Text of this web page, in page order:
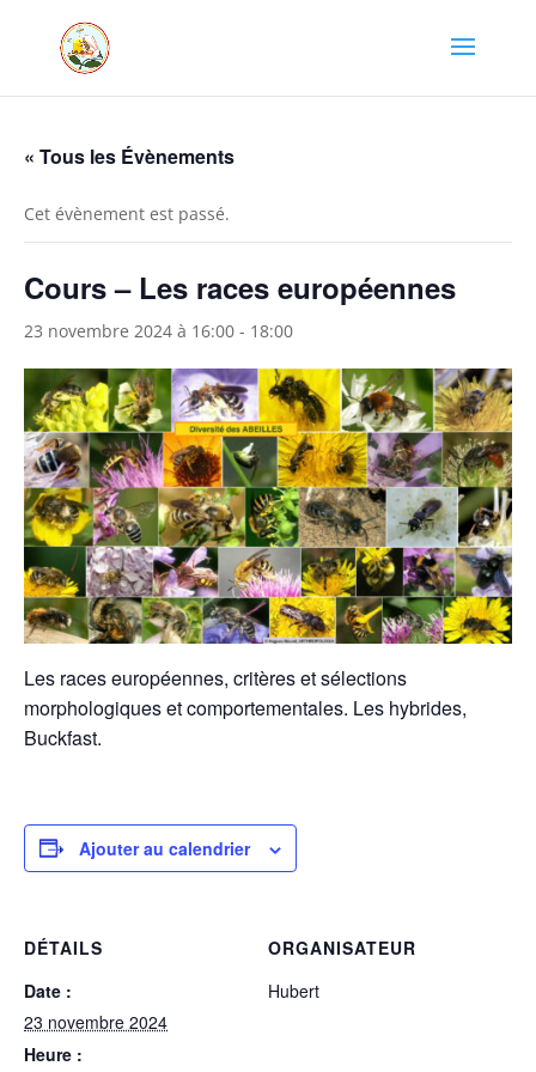
« Tous les Évènements
Cet évènement est passé.
Cours – Les races européennes
23 novembre 2024 à 16:00 - 18:00
Les races européennes, critères et sélections
morphologiques et comportementales. Les hybrides,
Buckfast.
Ajouter au calendrier
DÉTAILS
Date :
23 novembre 2024
Heure :
ORGANISATEUR
Hubert